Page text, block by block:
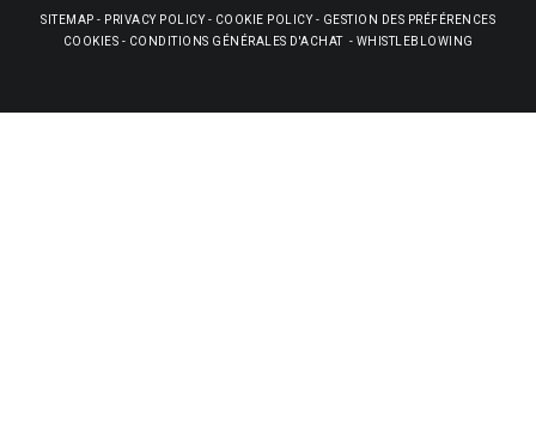
SITEMAP - PRIVACY POLICY- COOKIE POLICY- GESTION DES PRÉFÉRENCES
COOKIES - CONDITIONS GÉNÉRALES D'ACHAT- WHISTLEBLOWING